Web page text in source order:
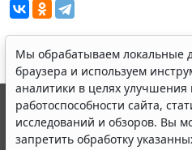
Мы обрабатываем локальные
браузера и используем
аналитики в целях улучшения
работоспособности сайта,
исследований и обзоров. Вы
запретить обработку
© ООО "НПП "ГАРАНТ-СЕРВИС",
выпускается с 1990 года.